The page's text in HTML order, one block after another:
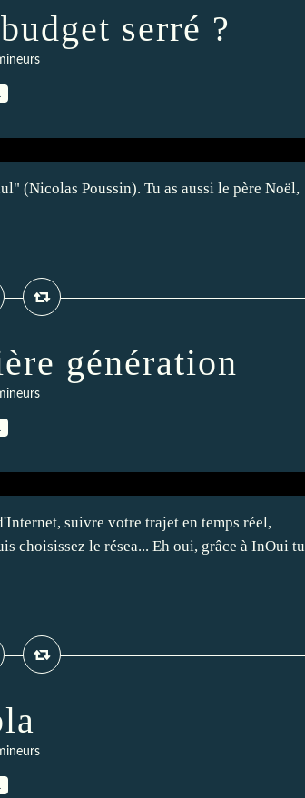
serré ?
(Nicolas Poussin). Tu as aussi le père Noël,
génération
suivre votre trajet en temps réel,
choisissez le résea... Eh oui, grâce à InOui tu